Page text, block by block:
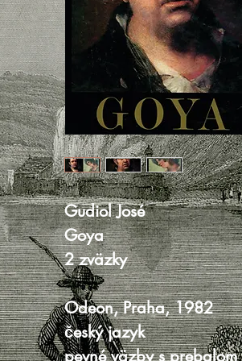
Gudiol José
Goya
2 zväzky
Odeon, Praha, 1982
český jazyk
pevné väzby s prebalom